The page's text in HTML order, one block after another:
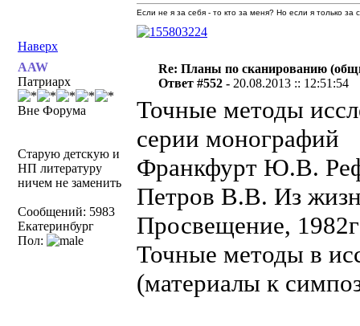
Наверх
Если не я за себя - то кто за меня? Но если я только
AAW
Патриарх
Вне Форума
Старую детскую и
НП литературу
ничем не заменить
Сообщений: 5983
Екатеринбург
Пол:
Re: Планы по сканированию
Ответ #552 - 20.08.2013 :: 12:51:54
Точные методы
серии монографий
Франкфурт Ю.В.
Петров В.В. Из
Просвещение, 1982г
Точные методы в
(материалы к